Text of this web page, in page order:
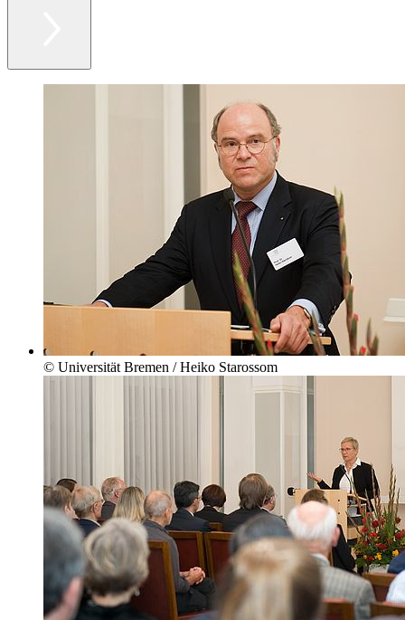
© Universität Bremen / Heiko Starossom